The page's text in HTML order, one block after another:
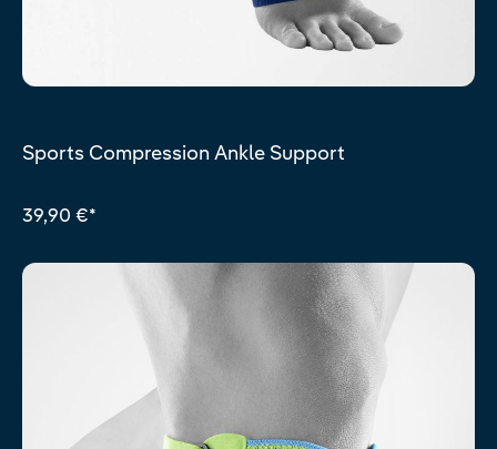
Sports Compression Ankle Support
39,90 €*